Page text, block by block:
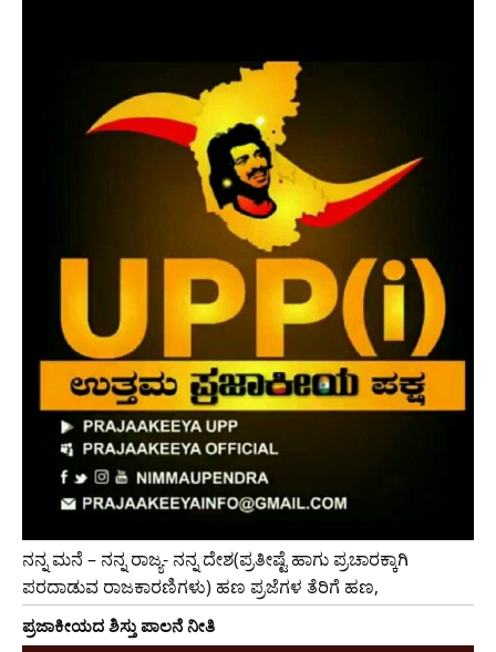
ನನ್ನ ಮನೆ – ನನ್ನ ರಾಜ್ಯ- ನನ್ನ ದೇಶ(ಪ್ರತೀಷ್ಟೆ ಹಾಗು ಪ್ರಚಾರಕ್ಕಾಗಿ
ಪರದಾಡುವ ರಾಜಕಾರಣಿಗಳು) ಹಣ ಪ್ರಜೆಗಳ ತೆರಿಗೆ ಹಣ,
ಪ್ರಜಾಕೀಯದ ಶಿಸ್ತು ಪಾಲನೆ ನೀತಿ